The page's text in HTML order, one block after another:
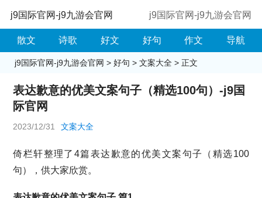
j9国际官网-j9九游会官网 j9国际官网-j9九游会官网
散文 诗歌 好文 好句 作文 导航
j9国际官网-j9九游会官网 > 好句 > 文案大全> 正文
表达歉意的优美文案句子（精选100句）-j9国
际官网
2023/12/31 文案大全
倚栏轩整理了4篇表达歉意的优美文案句子（精选100
句），供大家欣赏。